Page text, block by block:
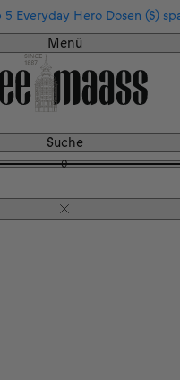
Dosen (S) sparst du 15 %! 🖤
Menü
Suche
0
Schließen